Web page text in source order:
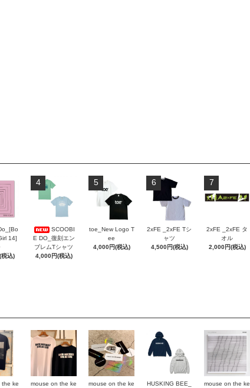
14]
込)
4
SCOOBI
E DO_復刻エン
ブレムTシャツ
4,000円(税込)
5
toe_New Logo T
ee
4,000円(税込)
6
2xFE _2xFE Tシ
ャツ
4,500円(税込)
7
2xFE _2xFE タ
オル
2,000円(税込)
the ke
mouse on the ke
mouse on the ke
HUSKING BEE_
mouse on the ke